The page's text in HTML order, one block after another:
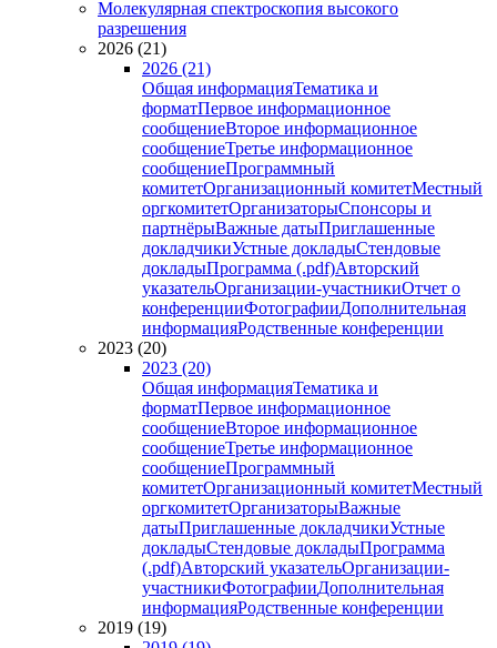
Молекулярная спектроскопия высокого
разрешения
2026 (21)
2026 (21)
Общая информацияТематика и
форматПервое информационное
сообщениеВторое информационное
сообщениеТретье информационное
сообщениеПрограммный
комитетОрганизационный комитетМестный
оргкомитетОрганизаторыСпонсоры и
партнёрыВажные датыПриглашенные
докладчикиУстные докладыСтендовые
докладыПрограмма (.pdf)Авторский
указательОрганизации-участникиОтчет о
конференцииФотографииДополнительная
информацияРодственные конференции
2023 (20)
2023 (20)
Общая информацияТематика и
форматПервое информационное
сообщениеВторое информационное
сообщениеТретье информационное
сообщениеПрограммный
комитетОрганизационный комитетМестный
оргкомитетОрганизаторыВажные
датыПриглашенные докладчикиУстные
докладыСтендовые докладыПрограмма
(.pdf)Авторский указательОрганизации-
участникиФотографииДополнительная
информацияРодственные конференции
2019 (19)